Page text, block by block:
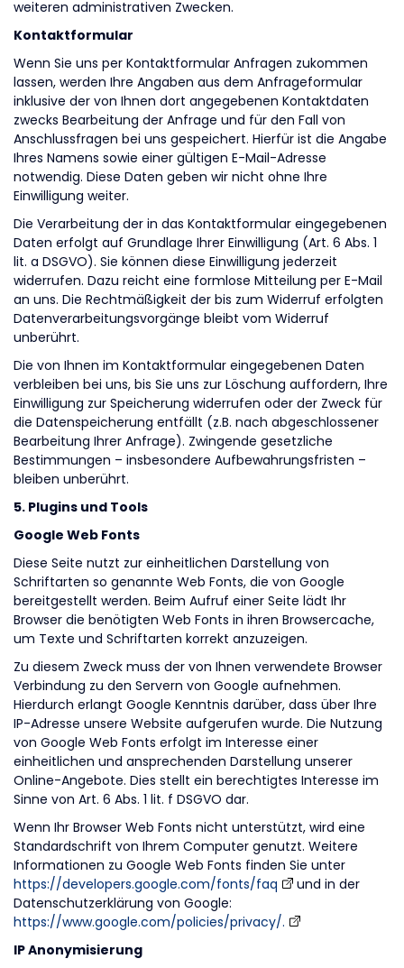
weiteren administrativen Zwecken.
Kontaktformular
Wenn Sie uns per Kontaktformular Anfragen zukommen
lassen, werden Ihre Angaben aus dem Anfrageformular
inklusive der von Ihnen dort angegebenen Kontaktdaten
zwecks Bearbeitung der Anfrage und für den Fall von
Anschlussfragen bei uns gespeichert. Hierfür ist die Angabe
Ihres Namens sowie einer gültigen E-Mail-Adresse
notwendig. Diese Daten geben wir nicht ohne Ihre
Einwilligung weiter.
Die Verarbeitung der in das Kontaktformular eingegebenen
Daten erfolgt auf Grundlage Ihrer Einwilligung (Art. 6 Abs. 1
lit. a DSGVO). Sie können diese Einwilligung jederzeit
widerrufen. Dazu reicht eine formlose Mitteilung per E-Mail
an uns. Die Rechtmäßigkeit der bis zum Widerruf erfolgten
Datenverarbeitungsvorgänge bleibt vom Widerruf
unberührt.
Die von Ihnen im Kontaktformular eingegebenen Daten
verbleiben bei uns, bis Sie uns zur Löschung auffordern, Ihre
Einwilligung zur Speicherung widerrufen oder der Zweck für
die Datenspeicherung entfällt (z.B. nach abgeschlossener
Bearbeitung Ihrer Anfrage). Zwingende gesetzliche
Bestimmungen – insbesondere Aufbewahrungsfristen –
bleiben unberührt.
5. Plugins und Tools
Google Web Fonts
Diese Seite nutzt zur einheitlichen Darstellung von
Schriftarten so genannte Web Fonts, die von Google
bereitgestellt werden. Beim Aufruf einer Seite lädt Ihr
Browser die benötigten Web Fonts in ihren Browsercache,
um Texte und Schriftarten korrekt anzuzeigen.
Zu diesem Zweck muss der von Ihnen verwendete Browser
Verbindung zu den Servern von Google aufnehmen.
Hierdurch erlangt Google Kenntnis darüber, dass über Ihre
IP-Adresse unsere Website aufgerufen wurde. Die Nutzung
von Google Web Fonts erfolgt im Interesse einer
einheitlichen und ansprechenden Darstellung unserer
Online-Angebote. Dies stellt ein berechtigtes Interesse im
Sinne von Art. 6 Abs. 1 lit. f DSGVO dar.
Wenn Ihr Browser Web Fonts nicht unterstützt, wird eine
Standardschrift von Ihrem Computer genutzt. Weitere
Informationen zu Google Web Fonts finden Sie unter
https://developers.google.com/fonts/faq
und in der
Datenschutzerklärung von Google:
https://www.google.com/policies/privacy/.
IP Anonymisierung